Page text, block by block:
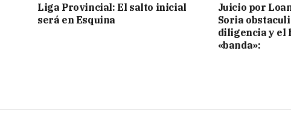
Liga Provincial: El salto inicial
será en Esquina
Juicio por
Soria
diligencia y el
«banda»: